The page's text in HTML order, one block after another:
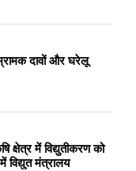
दावों और घरेलू
क्षेत्र में विद्युतीकरण को
विद्युत मंत्रालय